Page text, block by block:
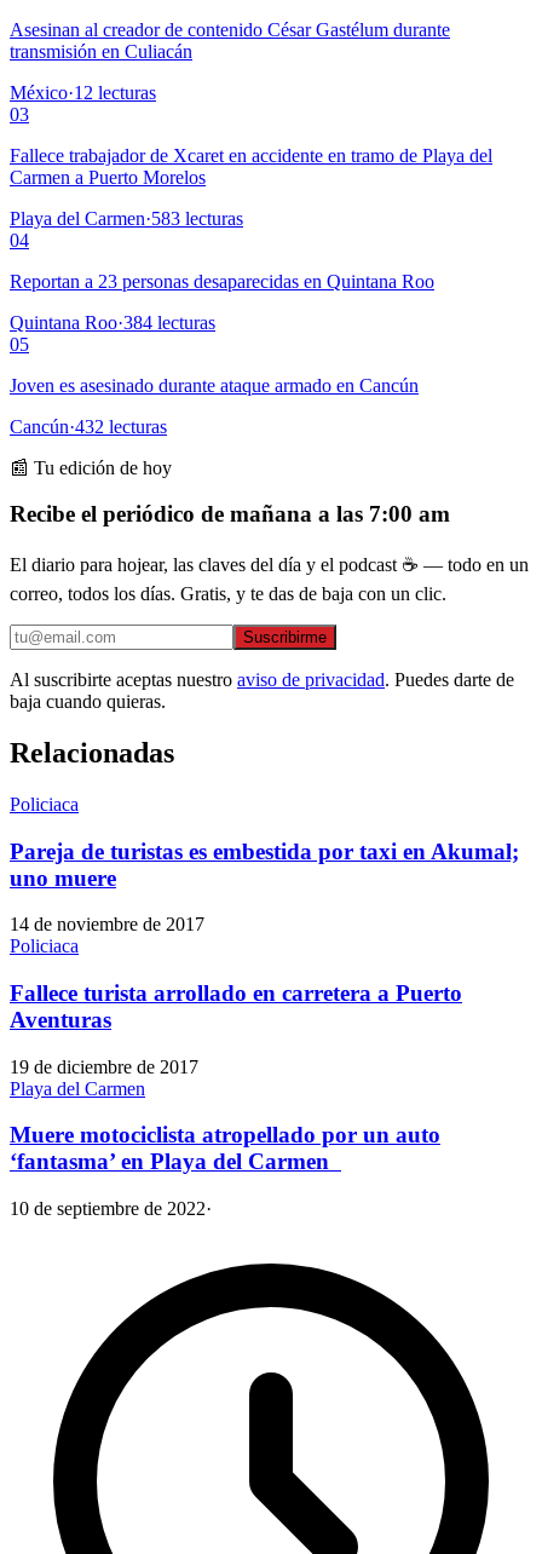
Asesinan al creador de contenido César Gastélum durante
transmisión en Culiacán
México·12 lecturas
03
Fallece trabajador de Xcaret en accidente en tramo de Playa del
Carmen a Puerto Morelos
Playa del Carmen·583 lecturas
04
Reportan a 23 personas desaparecidas en Quintana Roo
Quintana Roo·384 lecturas
05
Joven es asesinado durante ataque armado en Cancún
Cancún·432 lecturas
📰 Tu edición de hoy
Recibe el periódico de mañana a las 7:00 am
El diario para hojear, las claves del día y el podcast ☕ — todo en un
correo, todos los días. Gratis, y te das de baja con un clic.
Suscribirme
Al suscribirte aceptas nuestro aviso de privacidad. Puedes darte de
baja cuando quieras.
Relacionadas
Policiaca
Pareja de turistas es embestida por taxi en Akumal;
uno muere
14 de noviembre de 2017
Policiaca
Fallece turista arrollado en carretera a Puerto
Aventuras
19 de diciembre de 2017
Playa del Carmen
Muere motociclista atropellado por un auto
‘fantasma’ en Playa del Carmen
10 de septiembre de 2022·